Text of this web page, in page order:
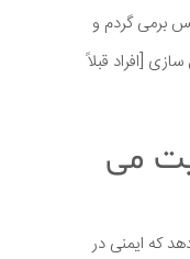
برمی گردم و
[افراد قبلاً
می
که ایمنی در